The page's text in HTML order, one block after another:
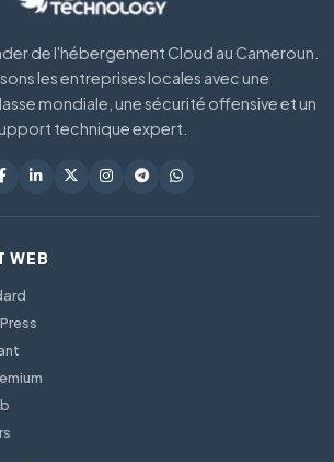
de l'hébergement Cloud au Cameroun.
les entreprises locales avec une
mondiale, une sécurité offensive et un
technique expert.
WEB